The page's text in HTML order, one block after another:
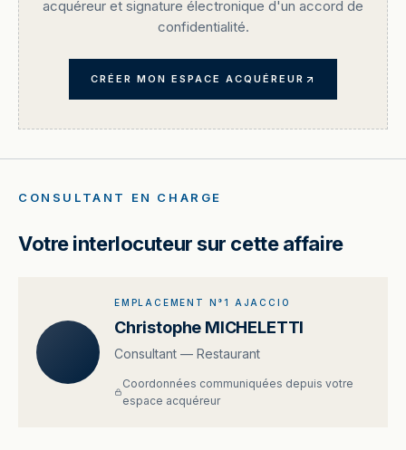
acquéreur et signature électronique d'un accord de
confidentialité.
CRÉER MON ESPACE ACQUÉREUR
CONSULTANT EN CHARGE
Votre interlocuteur sur cette affaire
EMPLACEMENT N°1 AJACCIO
Christophe MICHELETTI
Consultant — Restaurant
Coordonnées communiquées depuis votre
espace acquéreur